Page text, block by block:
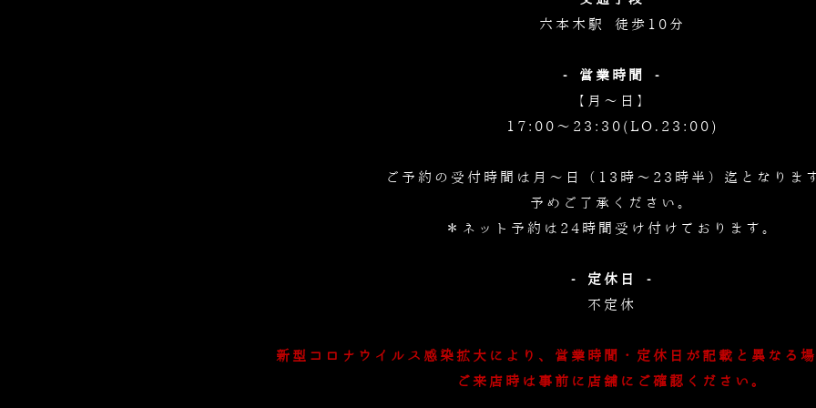
六本木駅 徒歩10分
- 営業時間 -
【月～日】
17:00～23:30(LO.23:00)
ご予約の受付時間は月～日（13時～23時半）迄となりま
予めご了承ください。
＊ネット予約は24時間受け付けております。
- 定休日 -
不定休
新型コロナウイルス感染拡大により、営業時間・定休日が記載と異なる
ご来店時は事前に店舗にご確認ください。